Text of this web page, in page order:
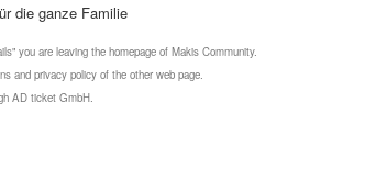
die ganze Familie
you are leaving the homepage of Makis Community.
and privacy policy of the other web page.
AD ticket GmbH.